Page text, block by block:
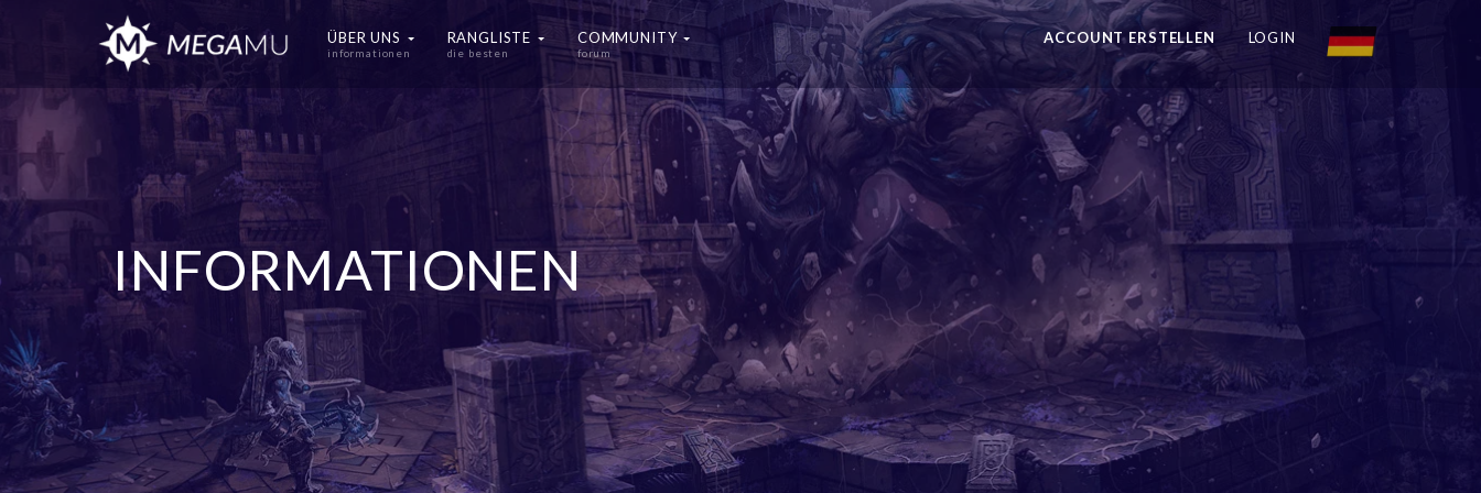
ÜBER UNS
informationen
RANGLISTE
die besten
COMMUNITY
forum
ACCOUNT ERSTELLEN LOGIN
INFORMATIONEN